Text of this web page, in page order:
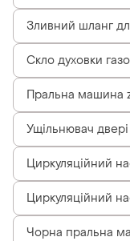
Зливний шланг
Скло духовки
Пральна машина
Ущільнювач
Циркуляційний
Циркуляційний
Чорна пральна